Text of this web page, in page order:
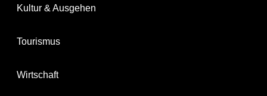
Kultur & Ausgehen
Tourismus
Wirtschaft